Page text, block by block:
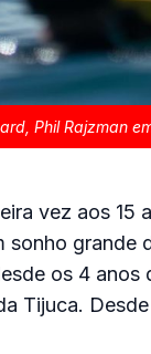
Phil Rajzman
vez aos 15
sonho
os 4
Tijuca.